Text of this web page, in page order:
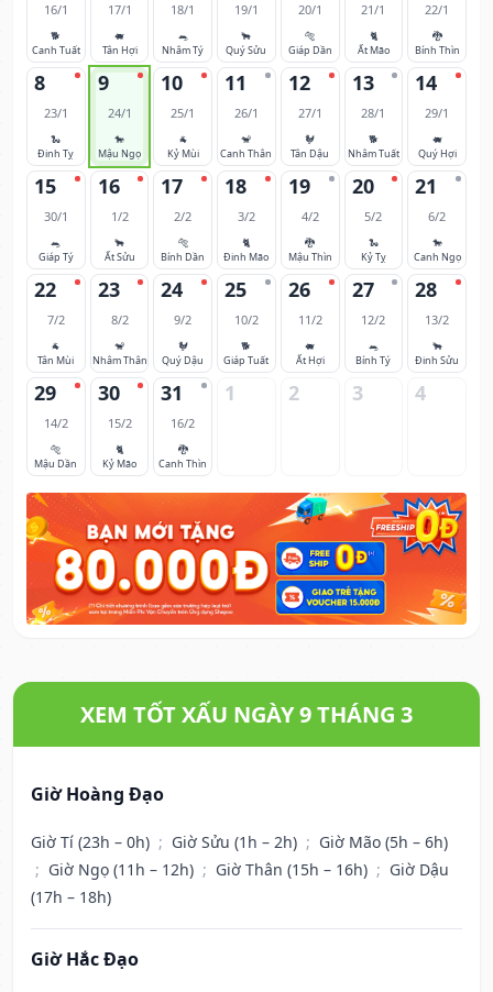
16/1
🐕
Canh Tuất
17/1
🐖
Tân Hợi
18/1
🐀
Nhâm Tý
19/1
🐂
Quý Sửu
20/1
🐅
Giáp Dần
21/1
🐈
Ất Mão
22/1
🐉
Bính Thìn
8
23/1
🐍
Đinh Tỵ
9
24/1
🐎
Mậu Ngọ
10
25/1
🐐
Kỷ Mùi
11
26/1
🐒
Canh Thân
12
27/1
🐓
Tân Dậu
13
28/1
🐕
Nhâm Tuất
14
29/1
🐖
Quý Hợi
15
30/1
🐀
Giáp Tý
16
1/2
🐂
Ất Sửu
17
2/2
🐅
Bính Dần
18
3/2
🐈
Đinh Mão
19
4/2
🐉
Mậu Thìn
20
5/2
🐍
Kỷ Tỵ
21
6/2
🐎
Canh Ngọ
22
7/2
🐐
Tân Mùi
23
8/2
🐒
Nhâm Thân
24
9/2
🐓
Quý Dậu
25
10/2
🐕
Giáp Tuất
26
11/2
🐖
Ất Hợi
27
12/2
🐀
Bính Tý
28
13/2
🐂
Đinh Sửu
29
14/2
🐅
Mậu Dần
30
15/2
🐈
Kỷ Mão
31
16/2
🐉
Canh Thìn
1 2 3 4
XEM TỐT XẤU NGÀY 9 THÁNG 3
Giờ Hoàng Đạo
Giờ Tí (23h – 0h) ; Giờ Sửu (1h – 2h) ; Giờ Mão (5h – 6h)
; Giờ Ngọ (11h – 12h) ; Giờ Thân (15h – 16h) ; Giờ Dậu
(17h – 18h)
Giờ Hắc Đạo